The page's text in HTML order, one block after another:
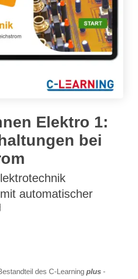
Elektro 1:
bei
automatischer
des C-Learning plus -